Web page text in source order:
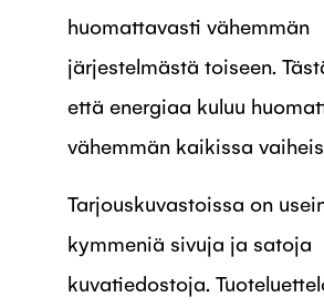
huomattavasti vähemmän
järjestelmästä toiseen.
että energiaa kuluu
vähemmän kaikissa
Tarjouskuvastoissa on
kymmeniä sivuja ja satoja
kuvatiedostoja.